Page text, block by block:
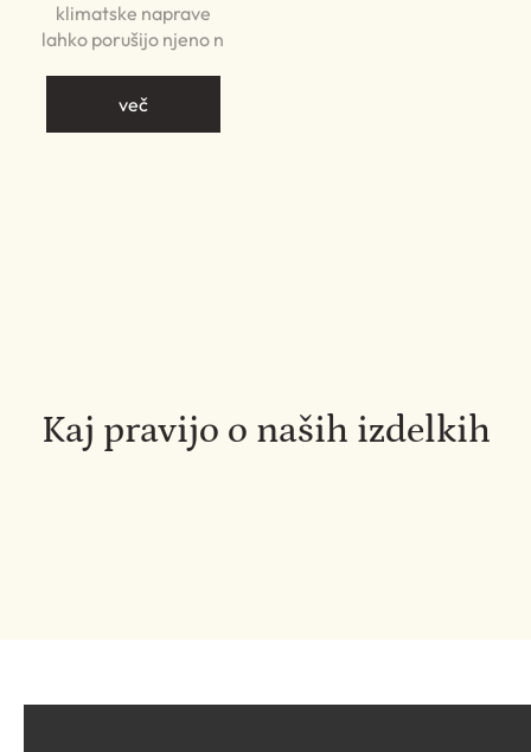
klimatske naprave
lahko porušijo njeno n
več
Kaj pravijo o naših izdelkih